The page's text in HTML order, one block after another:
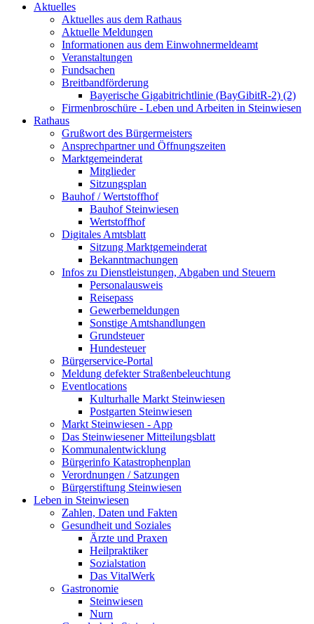
Aktuelles
Aktuelles aus dem Rathaus
Aktuelle Meldungen
Informationen aus dem Einwohnermeldeamt
Veranstaltungen
Fundsachen
Breitbandförderung
Bayerische Gigabitrichtlinie (BayGibitR-2) (2)
Firmenbroschüre - Leben und Arbeiten in Steinwiesen
Rathaus
Grußwort des Bürgermeisters
Ansprechpartner und Öffnungszeiten
Marktgemeinderat
Mitglieder
Sitzungsplan
Bauhof / Wertstoffhof
Bauhof Steinwiesen
Wertstoffhof
Digitales Amtsblatt
Sitzung Marktgemeinderat
Bekanntmachungen
Infos zu Dienstleistungen, Abgaben und Steuern
Personalausweis
Reisepass
Gewerbemeldungen
Sonstige Amtshandlungen
Grundsteuer
Hundesteuer
Bürgerservice-Portal
Meldung defekter Straßenbeleuchtung
Eventlocations
Kulturhalle Markt Steinwiesen
Postgarten Steinwiesen
Markt Steinwiesen - App
Das Steinwiesener Mitteilungsblatt
Kommunalentwicklung
Bürgerinfo Katastrophenplan
Verordnungen / Satzungen
Bürgerstiftung Steinwiesen
Leben in Steinwiesen
Zahlen, Daten und Fakten
Gesundheit und Soziales
Ärzte und Praxen
Heilpraktiker
Sozialstation
Das VitalWerk
Gastronomie
Steinwiesen
Nurn